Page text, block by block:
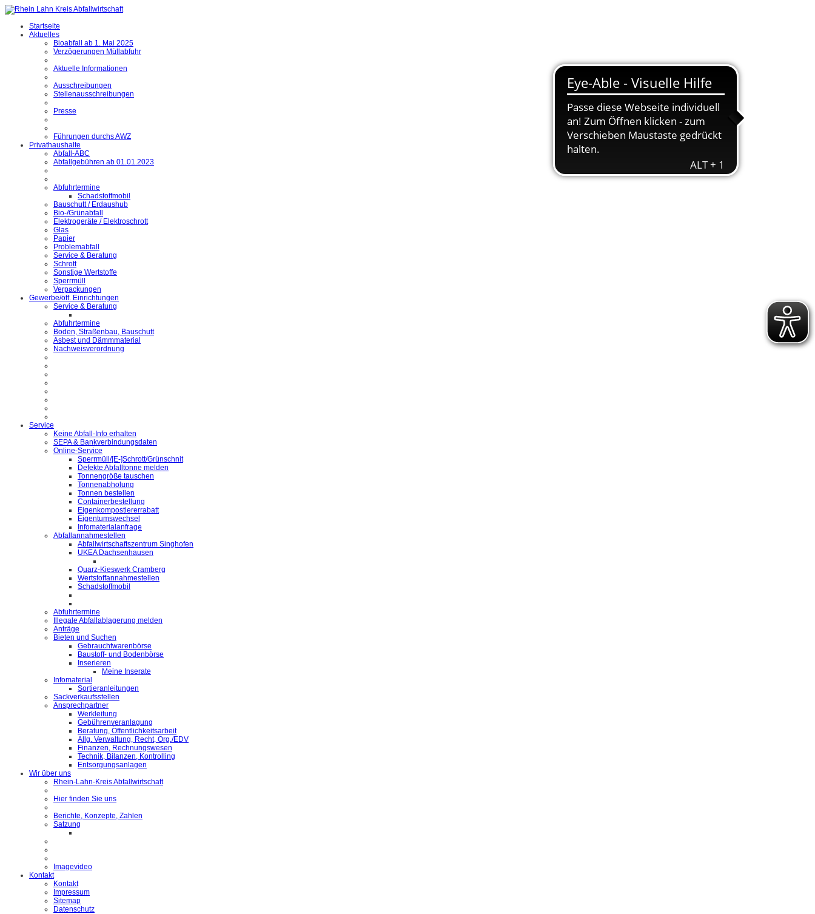
Startseite
Aktuelles
Bioabfall ab 1. Mai 2025
Verzögerungen Müllabfuhr
Aktuelle Informationen
Ausschreibungen
Stellenausschreibungen
Presse
Führungen durchs AWZ
Privathaushalte
Abfall-ABC
Abfallgebühren ab 01.01.2023
Abfuhrtermine
Schadstoffmobil
Bauschutt / Erdaushub
Bio-/Grünabfall
Elektrogeräte / Elektroschrott
Glas
Papier
Problemabfall
Service & Beratung
Schrott
Sonstige Wertstoffe
Sperrmüll
Verpackungen
Gewerbe/öff. Einrichtungen
Service & Beratung
Abfuhrtermine
Boden, Straßenbau, Bauschutt
Asbest und Dämmmaterial
Nachweisverordnung
Service
Keine Abfall-Info erhalten
SEPA & Bankverbindungsdaten
Online-Service
Sperrmüll/[E-]Schrott/Grünschnit
Defekte Abfalltonne melden
Tonnengröße tauschen
Tonnenabholung
Tonnen bestellen
Containerbestellung
Eigenkompostiererrabatt
Eigentumswechsel
Infomaterialanfrage
Abfallannahmestellen
Abfallwirtschaftszentrum Singhofen
UKEA Dachsenhausen
Quarz-Kieswerk Cramberg
Wertstoffannahmestellen
Schadstoffmobil
Abfuhrtermine
Illegale Abfallablagerung melden
Anträge
Bieten und Suchen
Gebrauchtwarenbörse
Baustoff- und Bodenbörse
Inserieren
Meine Inserate
Infomaterial
Sortieranleitungen
Sackverkaufsstellen
Ansprechpartner
Werkleitung
Gebührenveranlagung
Beratung, Öffentlichkeitsarbeit
Allg. Verwaltung, Recht, Org./EDV
Finanzen, Rechnungswesen
Technik, Bilanzen, Kontrolling
Entsorgungsanlagen
Wir über uns
Rhein-Lahn-Kreis Abfallwirtschaft
Hier finden Sie uns
Berichte, Konzepte, Zahlen
Satzung
Imagevideo
Kontakt
Kontakt
Impressum
Sitemap
Datenschutz